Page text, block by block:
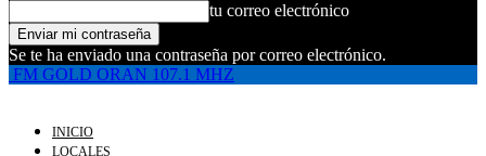
tu correo electrónico
Se te ha enviado una contraseña por correo electrónico.
FM GOLD ORAN 107.1 MHZ
INICIO
LOCALES